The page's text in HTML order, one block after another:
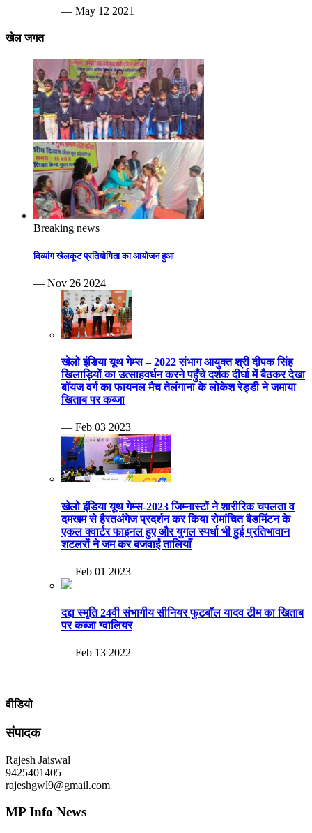
— May 12 2021
खेल जगत
Breaking news
दिव्यांग खेलकूट प्रतियोगिता का आयोजन हुआ
— Nov 26 2024
खेलो इंडिया यूथ गेम्स – 2022 संभाग आयुक्त श्री दीपक सिंह
खिलाड़ियों का उत्साहवर्धन करने पहुँचे दर्शक दीर्घा में बैठकर देखा
बॉयज वर्ग का फायनल मैच तेलंगाना के लोकेश रेड्डी ने जमाया
खिताब पर कब्जा
— Feb 03 2023
खेलो इंडिया यूथ गेम्स-2023 जिम्नास्टों ने शारीरिक चपलता व
दमखम से हैरतअंगेज प्रदर्शन कर किया रोमांचित बैडमिंटन के
एकल क्वार्टर फाइनल हुए और युगल स्पर्धा भी हुई प्रतिभावान
शटलरों ने जम कर बजवाईं तालियाँ
— Feb 01 2023
दद्दा स्मृति 24वी संभागीय सीनियर फुटबॉल यादव टीम का खिताब
पर कब्जा ग्वालियर
— Feb 13 2022
वीडियो
संपादक
Rajesh Jaiswal
9425401405
rajeshgwl9@gmail.com
MP Info News